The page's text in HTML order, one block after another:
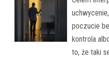
poczucie
kontrola
to, że taki